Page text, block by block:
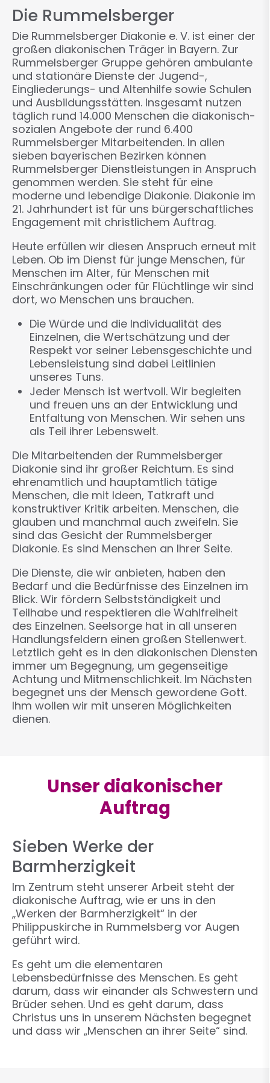
Die Rummelsberger
Die Rummelsberger Diakonie e. V. ist einer der
großen diakonischen Träger in Bayern. Zur
Rummelsberger Gruppe gehören ambulante
und stationäre Dienste der Jugend-,
Eingliederungs- und Altenhilfe sowie Schulen
und Ausbildungsstätten. Insgesamt nutzen
täglich rund 14.000 Menschen die diakonisch-
sozialen Angebote der rund 6.400
Rummelsberger Mitarbeitenden. In allen
sieben bayerischen Bezirken können
Rummelsberger Dienstleistungen in Anspruch
genommen werden. Sie steht für eine
moderne und lebendige Diakonie. Diakonie im
21. Jahrhundert ist für uns bürgerschaftliches
Engagement mit christlichem Auftrag.
Heute erfüllen wir diesen Anspruch erneut mit
Leben. Ob im Dienst für junge Menschen, für
Menschen im Alter, für Menschen mit
Einschränkungen oder für Flüchtlinge wir sind
dort, wo Menschen uns brauchen.
Die Würde und die Individualität des
Einzelnen, die Wertschätzung und der
Respekt vor seiner Lebensgeschichte und
Lebensleistung sind dabei Leitlinien
unseres Tuns.
Jeder Mensch ist wertvoll. Wir begleiten
und freuen uns an der Entwicklung und
Entfaltung von Menschen. Wir sehen uns
als Teil ihrer Lebenswelt.
Die Mitarbeitenden der Rummelsberger
Diakonie sind ihr großer Reichtum. Es sind
ehrenamtlich und hauptamtlich tätige
Menschen, die mit Ideen, Tatkraft und
konstruktiver Kritik arbeiten. Menschen, die
glauben und manchmal auch zweifeln. Sie
sind das Gesicht der Rummelsberger
Diakonie. Es sind Menschen an Ihrer Seite.
Die Dienste, die wir anbieten, haben den
Bedarf und die Bedürfnisse des Einzelnen im
Blick. Wir fördern Selbstständigkeit und
Teilhabe und respektieren die Wahlfreiheit
des Einzelnen. Seelsorge hat in all unseren
Handlungsfeldern einen großen Stellenwert.
Letztlich geht es in den diakonischen Diensten
immer um Begegnung, um gegenseitige
Achtung und Mitmenschlichkeit. Im Nächsten
begegnet uns der Mensch gewordene Gott.
Ihm wollen wir mit unseren Möglichkeiten
dienen.
Unser diakonischer
Auftrag
Sieben Werke der
Barmherzigkeit
Im Zentrum steht unserer Arbeit steht der
diakonische Auftrag, wie er uns in den
„Werken der Barmherzigkeit“ in der
Philippuskirche in Rummelsberg vor Augen
geführt wird.
Es geht um die elementaren
Lebensbedürfnisse des Menschen. Es geht
darum, dass wir einander als Schwestern und
Brüder sehen. Und es geht darum, dass
Christus uns in unserem Nächsten begegnet
und dass wir „Menschen an ihrer Seite“ sind.